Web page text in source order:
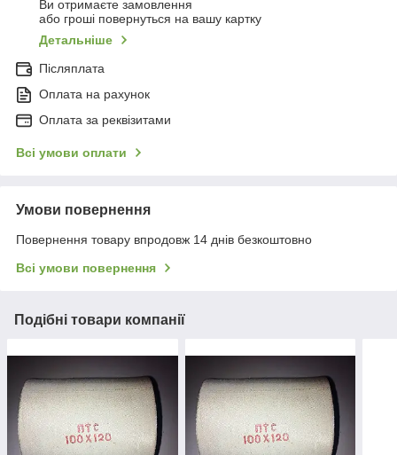
Ви отримаєте замовлення
або гроші повернуться на вашу картку
Детальніше
Післяплата
Оплата на рахунок
Оплата за реквізитами
Всі умови оплати
Умови повернення
Повернення товару впродовж 14 днів безкоштовно
Всі умови повернення
Подібні товари компанії